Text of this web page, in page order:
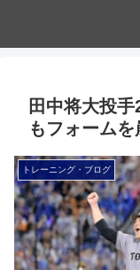
田中将大投
もフォームを
トレーニング・ブログ